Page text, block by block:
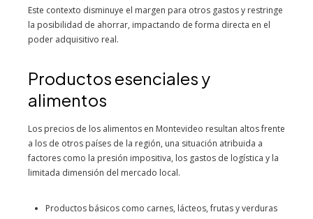
Este contexto disminuye el margen para otros gastos y restringe
la posibilidad de ahorrar, impactando de forma directa en el
poder adquisitivo real.
Productos esenciales y
alimentos
Los precios de los alimentos en Montevideo resultan altos frente
a los de otros países de la región, una situación atribuida a
factores como la presión impositiva, los gastos de logística y la
limitada dimensión del mercado local.
Productos básicos como carnes, lácteos, frutas y verduras